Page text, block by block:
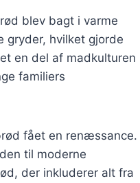
blev bagt i varme
gryder, hvilket gjorde
en del af madkulturen
familiers
fået en renæssance.
til moderne
der inkluderer alt fra